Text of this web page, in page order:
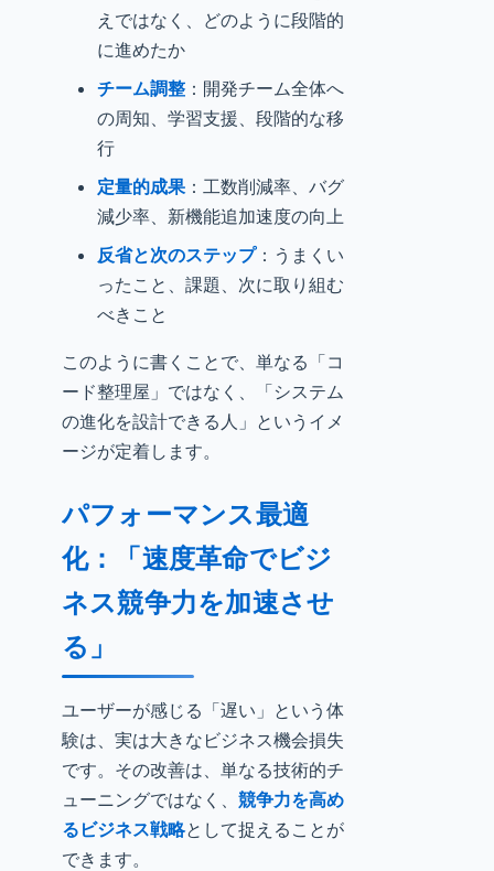
えではなく、どのように段階的
に進めたか
チーム調整 ：開発チーム全体へ
の周知、学習支援、段階的な移
行
定量的成果：工数削減率、バグ
減少率、新機能追加速度の向上
反省と次のステップ：うまくい
ったこと、課題、次に取り組む
べきこと
このように書くことで、単なる「コ
ード整理屋」ではなく、「システム
の進化を設計できる人」というイメ
ージが定着します。
パフォーマンス最適
化：「速度革命でビジ
ネス競争力を加速させ
る」
ユーザーが感じる「遅い」という体
験は、実は大きなビジネス機会損失
です。その改善は、単なる技術的チ
ューニングではなく、 競争力を高め
るビジネス戦略として捉えることが
できます。